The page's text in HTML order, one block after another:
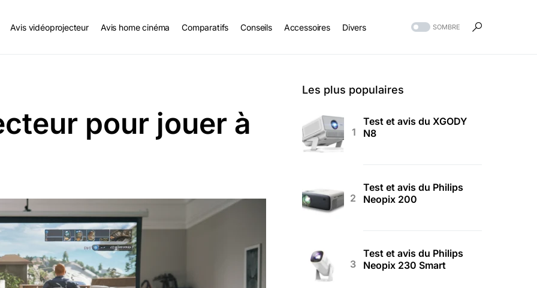
Avis vidéoprojecteur Avis home cinéma Comparatifs Conseils Accessoires Divers SOMBRE
pour jouer à
Les plus populaires
Test et avis du XGODY
N8
Test et avis du Philips
Neopix 200
Test et avis du Philips
Neopix 230 Smart